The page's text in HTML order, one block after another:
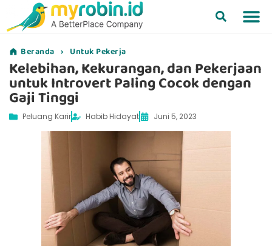
Beranda › Untuk Pekerja
Kelebihan, Kekurangan, dan Pekerjaan
untuk Introvert Paling Cocok dengan
Gaji Tinggi
Peluang Karir Habib Hidayat Juni 5, 2023